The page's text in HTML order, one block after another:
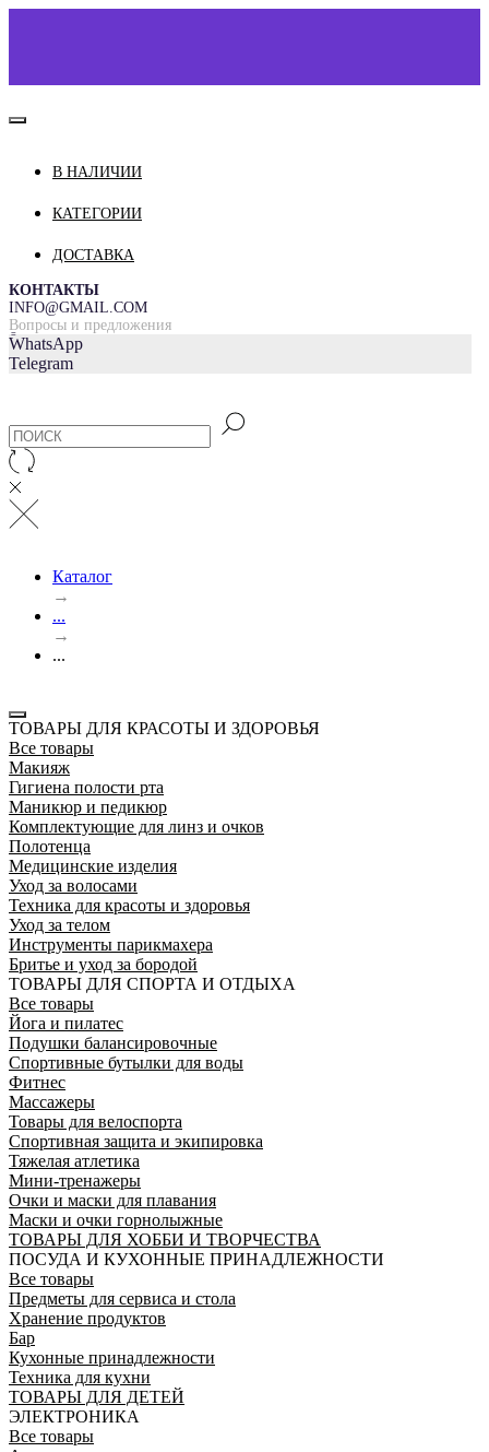
О НАС
ДОСТАВКА И ОПЛАТА
=
В НАЛИЧИИ
КАТЕГОРИИ
ДОСТАВКА
КОНТАКТЫ
INFO@GMAIL.COM
Вопросы и предложения
WhatsApp
Telegram
Каталог
→
...
→
...
ТОВАРЫ ДЛЯ КРАСОТЫ И ЗДОРОВЬЯ
Все товары
Макияж
Гигиена полости рта
Маникюр и педикюр
Комплектующие для линз и очков
Полотенца
Медицинские изделия
Уход за волосами
Техника для красоты и здоровья
Уход за телом
Инструменты парикмахера
Бритье и уход за бородой
ТОВАРЫ ДЛЯ СПОРТА И ОТДЫХА
Все товары
Йога и пилатес
Подушки балансировочные
Спортивные бутылки для воды
Фитнес
Массажеры
Товары для велоспорта
Спортивная защита и экипировка
Тяжелая атлетика
Мини-тренажеры
Очки и маски для плавания
Маски и очки горнолыжные
ТОВАРЫ ДЛЯ ХОББИ И ТВОРЧЕСТВА
ПОСУДА И КУХОННЫЕ ПРИНАДЛЕЖНОСТИ
Все товары
Предметы для сервиса и стола
Хранение продуктов
Бар
Кухонные принадлежности
Техника для кухни
ТОВАРЫ ДЛЯ ДЕТЕЙ
ЭЛЕКТРОНИКА
Все товары